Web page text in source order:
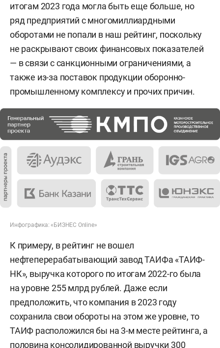
итогам 2023 года могла быть еще больше, но
ряд предприятий с многомиллиардными
оборотами не попали в наш рейтинг, поскольку
не раскрывают своих финансовых показателей
— в связи с санкционными ограничениями, а
также из-за поставок продукции оборонно-
промышленному комплексу и прочих причин.
Инфографика: «БИЗНЕС Online»
К примеру, в рейтинг не вошел
нефтеперерабатывающий завод ТАИФа «ТАИФ-
НК», выручка которого по итогам 2022-го была
на уровне 255 млрд рублей. Даже если
предположить, что компания в 2023 году
сохранила свои обороты на этом же уровне, то
ТАИФ расположился бы на 3-м месте рейтинга, а
половина консолидированной выручки 300